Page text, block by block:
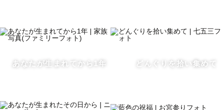
そんなお言葉をいただきます🌿
ꕤ︎︎ 北関東TOPカメラマン
ꕤ︎︎ ゲスト様レビューMAX✩︎5
あなたが生まれてから1年 どんぐりを拾い集めて